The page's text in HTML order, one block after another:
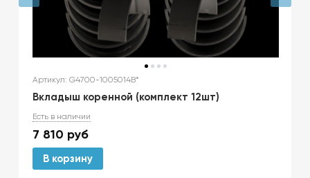
Артикул: G4700-1005014B*
Вкладыш коренной (комплект 12шт)
Есть в наличии
7 810 руб
В корзину